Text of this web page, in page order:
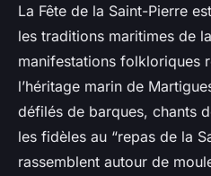
La Fête de la Saint-Pierre
les traditions maritimes de
manifestations folkloriques
l’héritage marin de
défilés de barques, chants
les fidèles au “repas de la
rassemblent autour de